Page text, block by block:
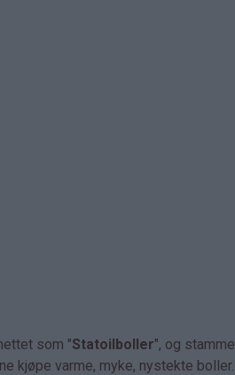
som "Statoilboller", og
kjøpe varme, myke, nystekte